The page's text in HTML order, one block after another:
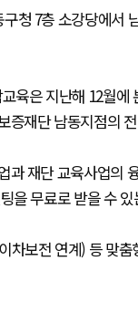
청 7층 소강당에서
육은 지난해 12월
증재단 남동지점의
재단 교육사업의
을 무료로 받을 수
차보전 연계) 등 맞